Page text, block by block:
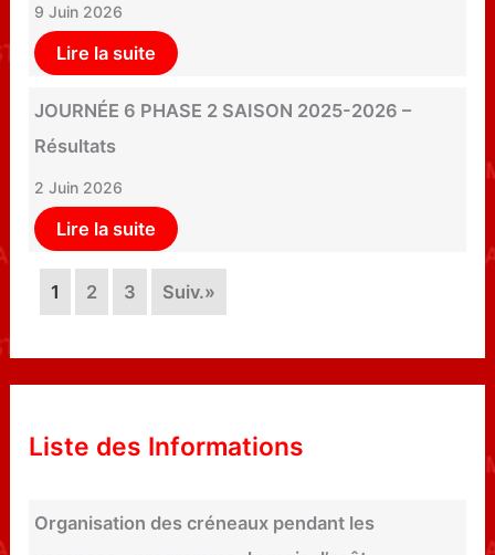
9 Juin 2026
Lire la suite
JOURNÉE 6 PHASE 2 SAISON 2025-2026 –
Résultats
2 Juin 2026
Lire la suite
1 2 3 Suiv.»
Liste des Informations
Organisation des créneaux pendant les